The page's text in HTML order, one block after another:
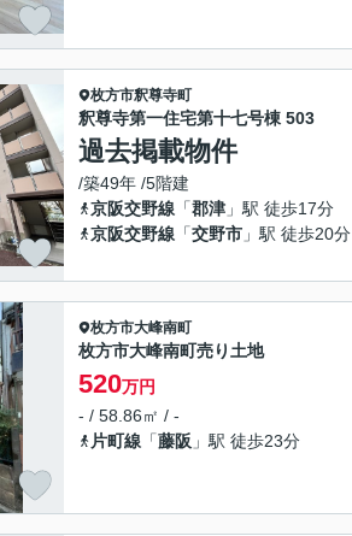
枚方市釈尊寺町
釈尊寺第一住宅第十七号棟 503
過去掲載物件
/築49年 /5階建
京阪交野線 「郡津 」駅 徒歩17分
京阪交野線 「交野市 」駅 徒歩20分
枚方市大峰南町
枚方市大峰南町売り土地
520万円
- / 58.86㎡ / -
片町線 「藤阪 」駅 徒歩23分